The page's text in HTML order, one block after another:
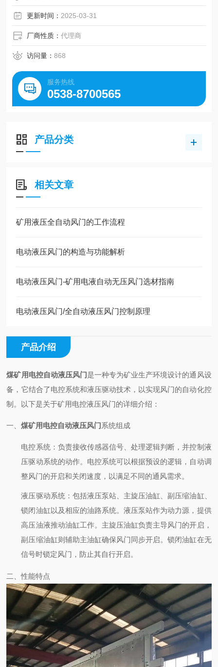
更新时间： 2025-03-31
厂商性质：代理商
访问量：868
服务热线
0538-8700565
产品分类
相关文章
矿用液压全自动风门的工作流程
电动液压风门的构造与功能解析
电动液压风门-矿用电液自动无压风门选材指南
电动液压风门/全自动液压风门控制原理
产品介绍
煤矿用电控自动液压风门是一种专为矿业生产环境设计的通风设
备，它结合了电控系统和液压驱动技术，以实现风门的自动化控
制。以下是关于矿用电控液压风门的详细介绍：
一、煤矿用电控自动液压风门系统组成
电控系统：负责接收传感器信号、处理逻辑判断，并控制液
压驱动系统的动作。电控系统可以根据预设的逻辑，自动调
整风门的开启和关闭速度，以满足不同的通风需求。
液压驱动系统：包括液压泵站、主旋压油缸、副压缩油缸、
锁闭油缸以及相应的油路系统。液压泵站作为动力源，提供
高压油液推动油缸工作。主旋压油缸负责主导风门的开启，
副压缩油缸则辅助主油缸确保风门同步开启。锁闭油缸在无
信号时锁定风门，防止其自行开启。
二、性能特点